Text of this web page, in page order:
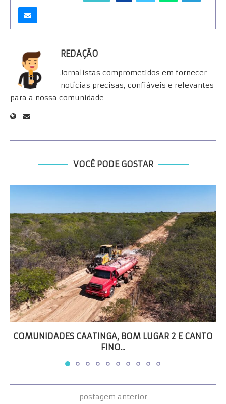
REDAÇÃO
Jornalistas comprometidos em fornecer
notícias precisas, confiáveis e relevantes
para a nossa comunidade
VOCÊ PODE GOSTAR
COMUNIDADES CAATINGA, BOM LUGAR 2 E CANTO
FINO...
postagem anterior